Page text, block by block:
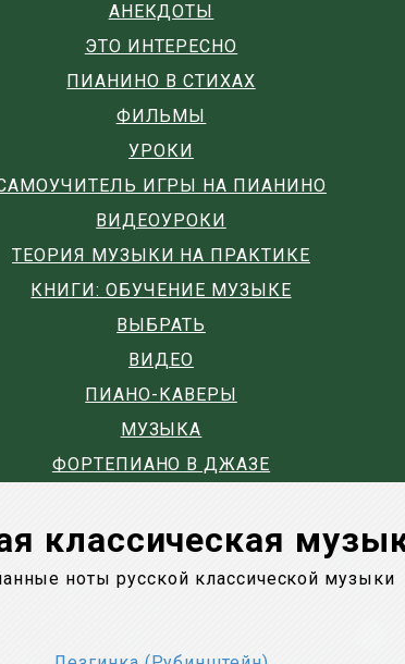
АНЕКДОТЫ
ЭТО ИНТЕРЕСНО
ПИАНИНО В СТИХАХ
ФИЛЬМЫ
УРОКИ
ИГРЫ НА ПИАНИНО
ВИДЕОУРОКИ
ТЕОРИЯ МУЗЫКИ НА ПРАКТИКЕ
КНИГИ: ОБУЧЕНИЕ МУЗЫКЕ
ВЫБРАТЬ
ВИДЕО
ПИАНО-КАВЕРЫ
МУЗЫКА
ФОРТЕПИАНО В ДЖАЗЕ
классическая
ноты русской классической музыки